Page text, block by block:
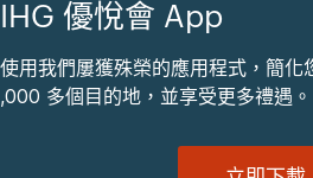
IHG 優悅會 App
使用我們屢獲殊榮的應用程式，簡
,000 多個目的地，並享受更多禮遇。